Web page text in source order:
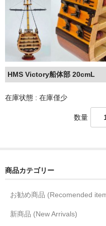
HMS Victory船体部 20cmL
在庫状態 : 在庫僅少
数量
商品カテゴリー
お勧め商品 (Recomended
新商品 (New Arrivals)